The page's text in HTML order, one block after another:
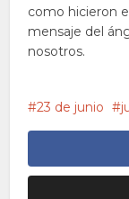
como hicieron
mensaje del
nosotros.
23 de junio